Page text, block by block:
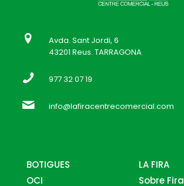
Avda. Sant Jordi, 6
43201 Reus. TARRAGONA
977 32 07 19
info@lafiracentrecomercial.com
BOTIGUES
OCI
LA FIRA
Sobre Fira